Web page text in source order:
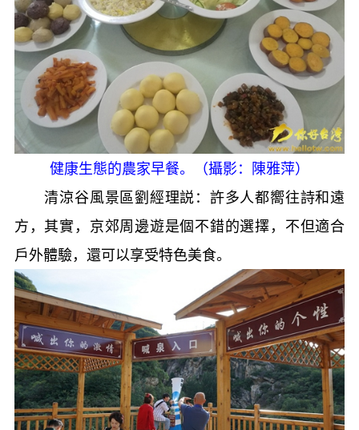
健康生態的農家早餐。（攝影：陳雅萍）
清涼谷風景區劉經理説：許多人都嚮往詩和遠
方，其實，京郊周邊遊是個不錯的選擇，不但適合
戶外體驗，還可以享受特色美食。